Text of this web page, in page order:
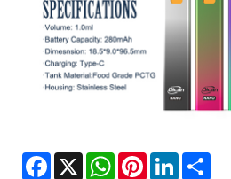
Facebook
X WhatsAppPinterestLinkedIn